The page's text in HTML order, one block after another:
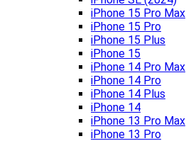
iPhone 15 Pro Max
iPhone 15 Pro
iPhone 15 Plus
iPhone 15
iPhone 14 Pro Max
iPhone 14 Pro
iPhone 14 Plus
iPhone 14
iPhone 13 Pro Max
iPhone 13 Pro